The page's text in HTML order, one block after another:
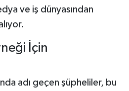
ve iş dünyasından
İçin
adı geçen şüpheliler, bu